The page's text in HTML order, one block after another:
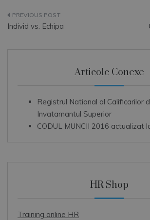
Navigare
Individ vs. Echipa
Articole Conexe
Registrul National al Calificarilor
Invatamantul Superior
CODUL MUNCII 2016 actualizat
HR Shop
Training online HR